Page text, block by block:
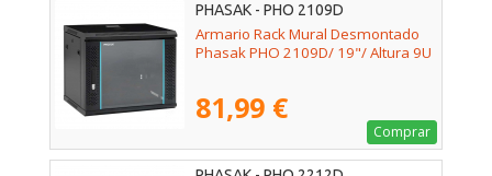
PHASAK - PHO 2109D
Armario Rack Mural Desmontado
Phasak PHO 2109D/ 19"/ Altura 9U
81,99 €
Comprar